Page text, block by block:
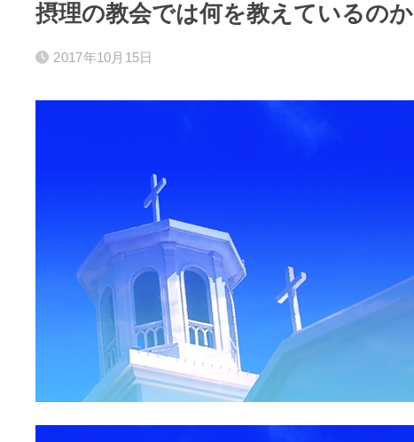
摂理の教会では何を教えているのか
2017年10月15日